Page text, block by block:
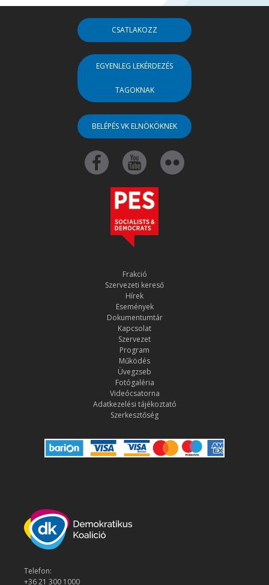
CSATLAKOZZ
EGYENLEG LEKÉRDEZÉS
TAGOKNAK
BELÉPÉS VK ELNÖKÖKNEK
Frakció
Szervezeti kereső
Hírek
Események
Dokumentumtár
Kapcsolat
Szervezet
Program
Működés
Üvegzseb
Fotógaléria
Videócsatorna
Adatkezelési tájékoztató
Szerkesztőség
Telefon:
+36 21 300 1000